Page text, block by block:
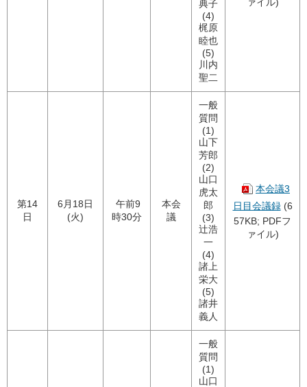
典子
(4)
梶原
睦也
(5)
川内
聖二
第14
日
6月18日
(火)
午前9
時30分
本会
議
一般
質問
(1)
山下
芳郎
(2)
山口
虎太
郎
(3)
辻浩
一
(4)
諸上
栄大
(5)
諸井
義人
本会議3
日目会議録(6
57KB; PDFフ
ァイル)
一般
質問
(1)
山口